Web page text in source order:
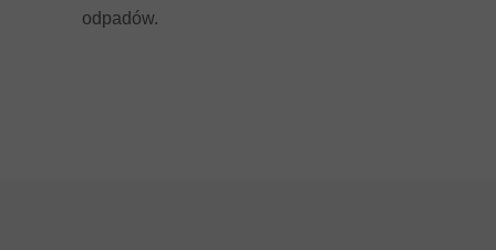
odpadów.